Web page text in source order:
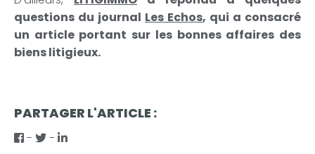
questions du journal Les Echos, qui a consacré
un article portant sur les bonnes affaires des
biens litigieux.
PARTAGER L'ARTICLE :
- -